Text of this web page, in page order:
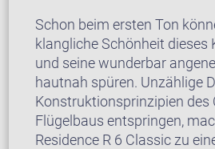
Schon beim ersten Ton
klangliche Schönheit dieses
und seine wunderbar
hautnah spüren. Unzählige
Konstruktionsprinzipien des
Flügelbaus entspringen,
Residence R 6 Classic zu